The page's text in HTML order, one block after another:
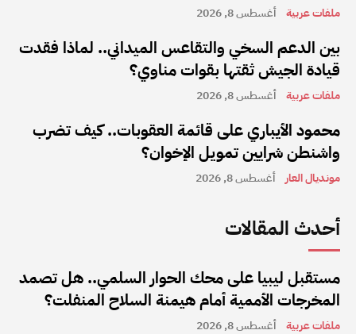
ملفات عربية أغسطس 8, 2026
بين الدعم السخي والتقاعس الميداني.. لماذا فقدت
قيادة الجيش ثقتها بقوات مناوي؟
ملفات عربية أغسطس 8, 2026
محمود الأيباري على قائمة العقوبات.. كيف تضرب
واشنطن شرايين تمويل الإخوان؟
مونديال العار أغسطس 8, 2026
أحدث المقالات
مستقبل ليبيا على محك الحوار السلمي.. هل تصمد
المخرجات الأممية أمام هيمنة السلاح المنفلت؟
ملفات عربية أغسطس 8, 2026